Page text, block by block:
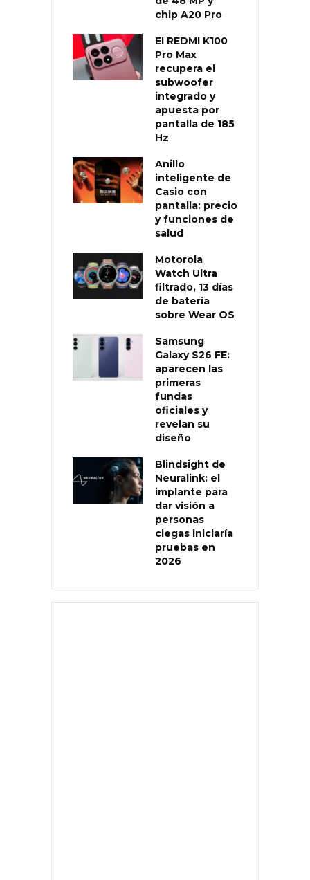
chip A20 Pro
El REDMI K100
Pro Max
recupera el
subwoofer
integrado y
apuesta por
pantalla de 185
Hz
Anillo
inteligente de
Casio con
pantalla: precio
y funciones de
salud
Motorola
Watch Ultra
filtrado, 13 días
de batería
sobre Wear OS
Samsung
Galaxy S26 FE:
aparecen las
primeras
fundas
oficiales y
revelan su
diseño
Blindsight de
Neuralink: el
implante para
dar visión a
personas
ciegas iniciaría
pruebas en
2026